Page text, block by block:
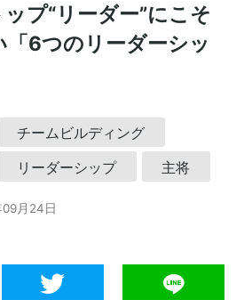
プ“リーダー”にこそ
6つのリーダーシッ
チームビルディング
リーダーシップ 主将
09月24日